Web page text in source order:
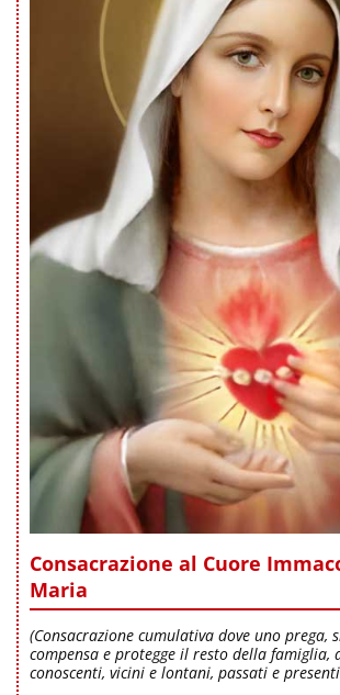
Consacrazione al Cuore
Maria
(Consacrazione cumulativa dove uno prega,
compensa e protegge il resto della famiglia,
conoscenti, vicini e lontani, passati e